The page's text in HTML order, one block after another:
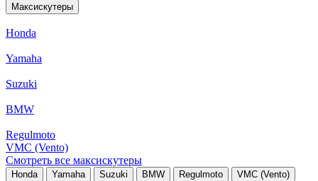
Максискутеры
Honda
Yamaha
Suzuki
BMW
Regulmoto
VMC (Vento)
Смотреть все максискутеры
Honda Yamaha Suzuki BMW Regulmoto VMC (Vento)